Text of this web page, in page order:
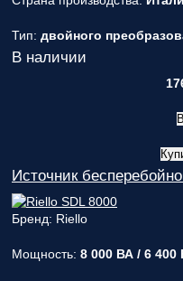
Тип: двойного
В наличии
Источник
Бренд: Riello
Мощность: 8 000 ВА / 6 400